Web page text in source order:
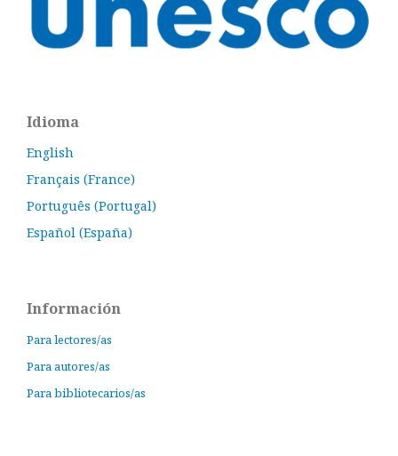
Idioma
English
Français (France)
Português (Portugal)
Español (España)
Información
Para lectores/as
Para autores/as
Para bibliotecarios/as